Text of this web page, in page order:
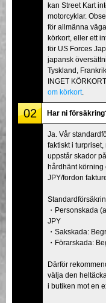
Tokyo Shibuya
Tokyo Asakusa
Okinawa
kan Street Kart
motorcyklar.
för allmänna
körkort, eller ett
för US Forces
japansk
Tyskland,
INGET
om körkort.
02 Har ni
Ja. Vår
faktiskt i
uppstår skador
hårdhänt körning
JPY/fordon
・Personskada
JPY
・Sakskada:
・Förarskada:
Därför
välja den
i butiken mot en